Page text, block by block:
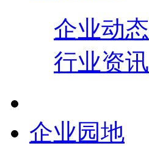
企业动态
行业资讯
企业园地